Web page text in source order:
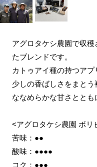
アグロタケシ農園で収
たブレンドです。
カトゥアイ種の持つアプ
少しの香ばしさをまと
ななめらかな甘さととも
<アグロタケシ農園 ボリ
苦味：●●
酸味：●●●●
コク：●●●